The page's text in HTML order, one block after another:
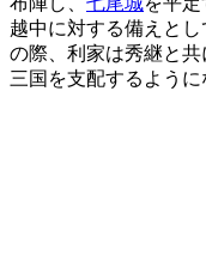
越中に対する備えと
の際、利家は秀継と
三国を支配するよう